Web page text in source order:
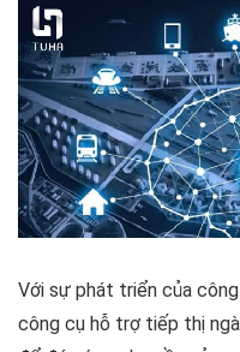
Với sự phát triển của
công cụ hỗ trợ tiếp thị